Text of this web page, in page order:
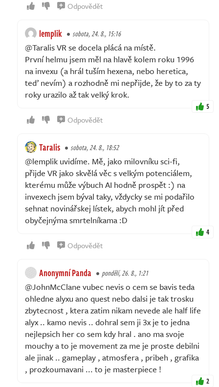
Odpovědět
lemplik sobota, 24. 8., 15:16
@Taralis VR se docela plácá na místě.
První helmu jsem měl na hlavě kolem roku 1996
na invexu (a hrál tuším hexena, nebo heretica,
teď nevím) a rozhodně mi nepřijde, že by to za ty
roky urazilo až tak velký krok.
5
Odpovědět
Taralis sobota, 24. 8., 18:52
@lemplik uvidíme. Mě, jako milovníku sci-fi,
přijde VR jako skvělá věc s velkým potenciálem,
kterému může výbuch AI hodně prospět :) na
invexech jsem býval taky, vždycky se mi podařilo
sehnat novinářskej lístek, abych mohl jít před
obyčejnýma smrtelníkama :D
4
Odpovědět
Anonymní Panda pondělí, 26. 8., 1:21
@JohnMcClane vubec nevis o cem se bavis teda
ohledne alyxu ano quest nebo dalsi je tak trosku
zbytecnost , ktera zatim nikam nevede ale half life
alyx .. kamo nevis .. dohral sem ji 3x je to jedna
nejlepsich her co sem kdy hral . ano ma svoje
mouchy a to je movement za me je proste debilni
ale jinak .. gameplay , atmosfera , pribeh , grafika
, prozkoumavani ... to je masterpiece !
2